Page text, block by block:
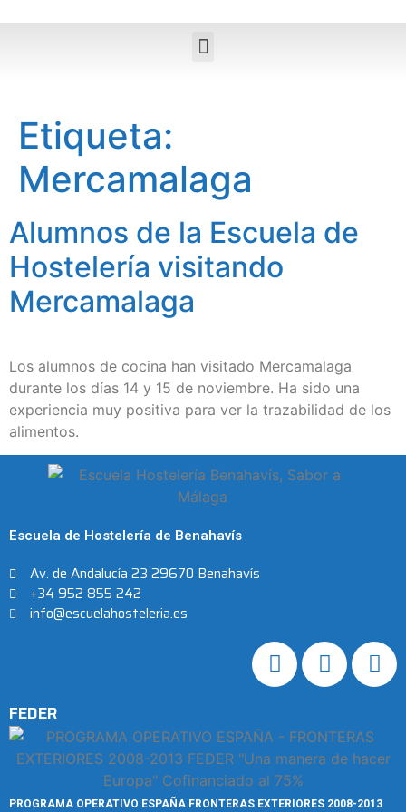
Etiqueta:
Mercamalaga
Alumnos de la Escuela de
Hostelería visitando
Mercamalaga
Los alumnos de cocina han visitado Mercamalaga
durante los días 14 y 15 de noviembre. Ha sido una
experiencia muy positiva para ver la trazabilidad de los
alimentos.
Escuela de Hostelería de Benahavís
Av. de Andalucía 23 29670 Benahavís
+34 952 855 242
info@escuelahosteleria.es
FEDER
PROGRAMA OPERATIVO ESPAÑA FRONTERAS EXTERIORES 2008-2013